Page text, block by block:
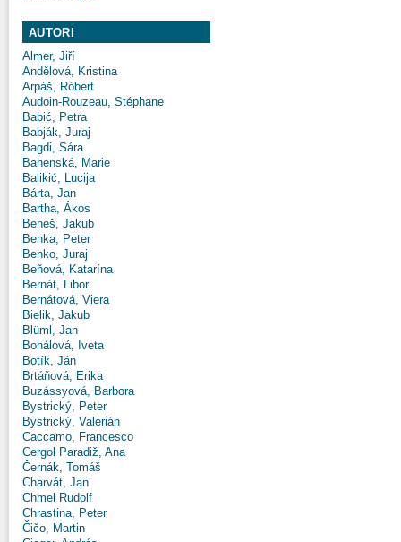
AUTORI
Almer, Jiří
Andělová, Kristina
Arpáš, Róbert
Audoin-Rouzeau, Stéphane
Babić, Petra
Babják, Juraj
Bagdi, Sára
Bahenská, Marie
Balikić, Lucija
Bárta, Jan
Bartha, Ákos
Beneš, Jakub
Benka, Peter
Benko, Juraj
Beňová, Katarína
Bernát, Libor
Bernátová, Viera
Bielik, Jakub
Blüml, Jan
Bohálová, Iveta
Botík, Ján
Brtáňová, Erika
Buzássyová, Barbora
Bystrický, Peter
Bystrický, Valerián
Caccamo, Francesco
Cergol Paradiž, Ana
Černák, Tomáš
Charvát, Jan
Chmel Rudolf
Chrastina, Peter
Čičo, Martin